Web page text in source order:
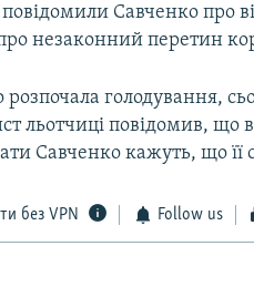
повідомили Савченко про
незаконний перетин
голодування,
льотчиці повідомив, що
Савченко кажуть, що її
без VPN Follow us